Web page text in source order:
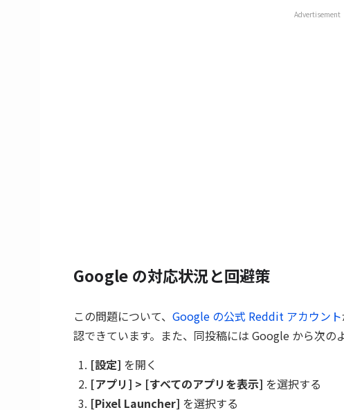
Advertisement
Google の対応状況と回避策
この問題について、 Google の公式 Reddit アカウント
認できています。また、同投稿には Google から次の
[設定] を開く
[アプリ] > [すべてのアプリを表示] を選択する
[Pixel Launcher] を選択する